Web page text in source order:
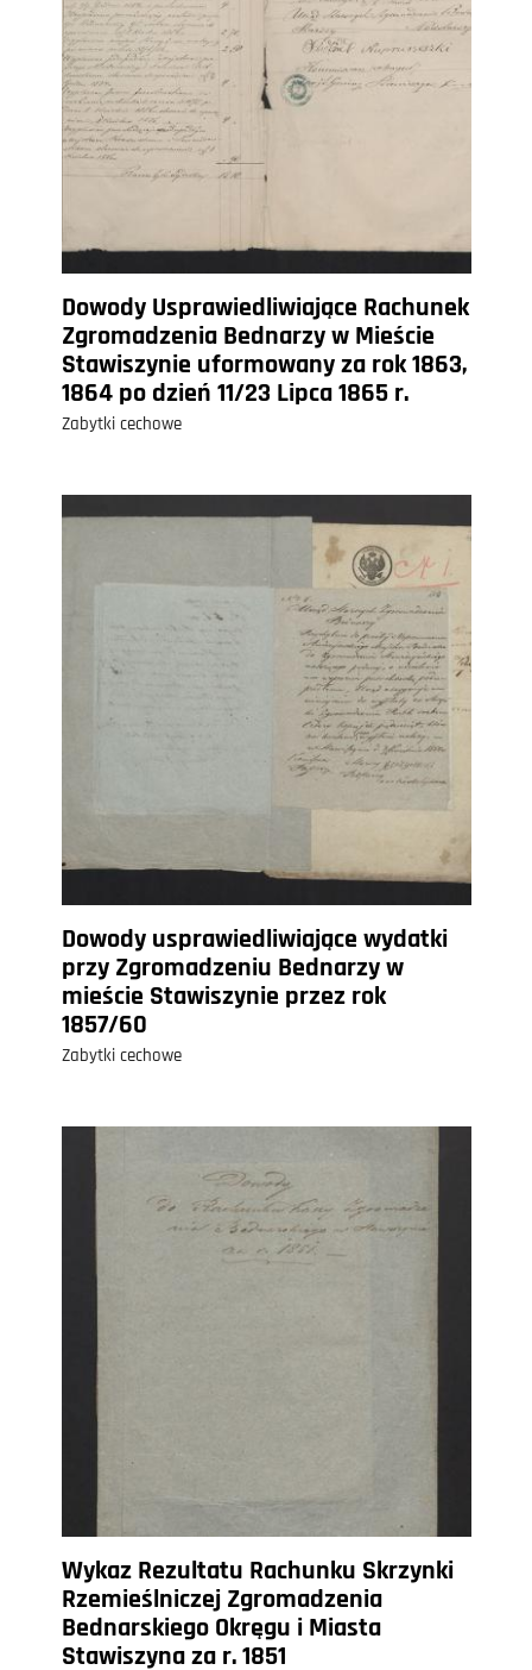
Dowody Usprawiedliwiające Rachunek
Zgromadzenia Bednarzy w Mieście
Stawiszynie uformowany za rok 1863,
1864 po dzień 11/23 Lipca 1865 r.
Zabytki cechowe
Dowody usprawiedliwiające wydatki
przy Zgromadzeniu Bednarzy w
mieście Stawiszynie przez rok
1857/60
Zabytki cechowe
Wykaz Rezultatu Rachunku Skrzynki
Rzemieślniczej Zgromadzenia
Bednarskiego Okręgu i Miasta
Stawiszyna za r. 1851